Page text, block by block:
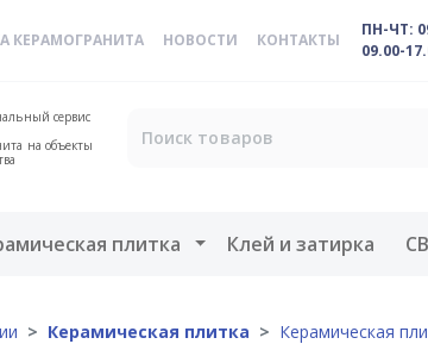
КЕРАМОГРАНИТА НОВОСТИ КОНТАКТЫ
ПН-ЧТ:
09.00-
сервис
на объекты
меню плитка Открыть меню
Клей и затирка
Керамическая плитка Керамическая